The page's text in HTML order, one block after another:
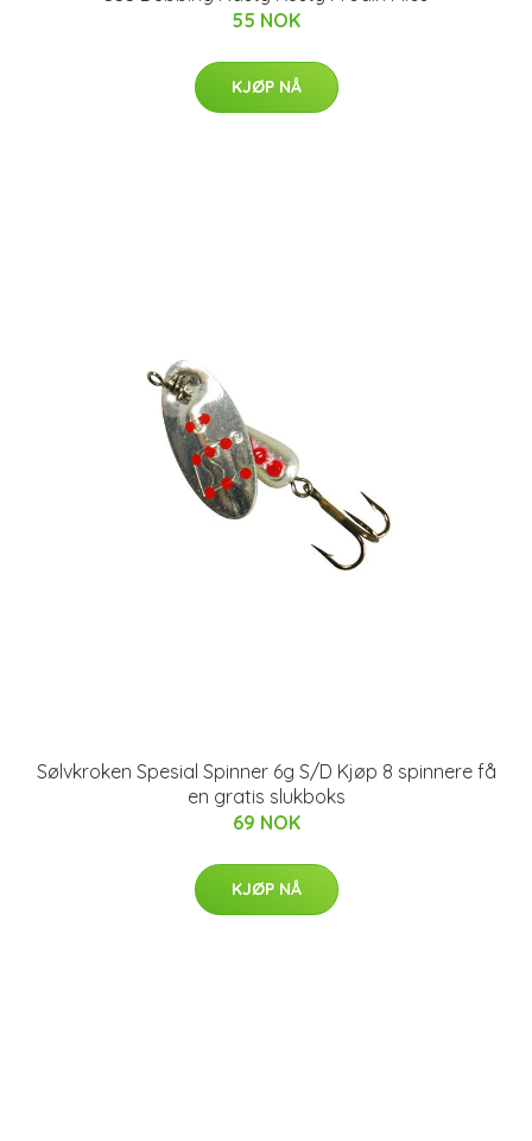
55 NOK
KJØP NÅ
Sølvkroken Spesial Spinner 6g S/D Kjøp 8 spinnere få
en gratis slukboks
69 NOK
KJØP NÅ